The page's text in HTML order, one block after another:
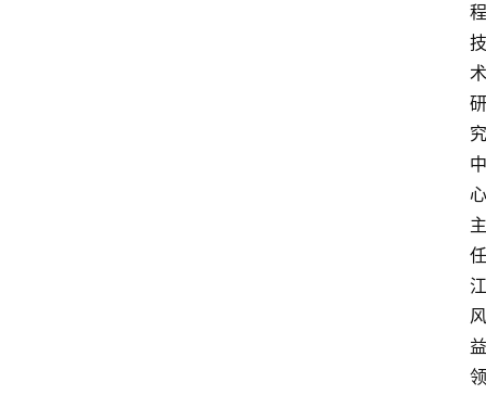
程
技
术
研
究
中
心
主
任
江
风
益
领